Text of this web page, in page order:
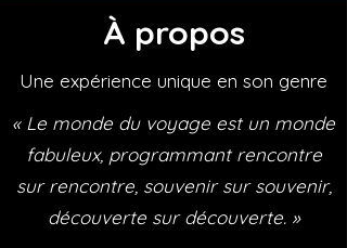
À propos
Une expérience unique en son genre
« Le monde du voyage est un monde
fabuleux, programmant rencontre
sur rencontre, souvenir sur souvenir,
découverte sur découverte. »